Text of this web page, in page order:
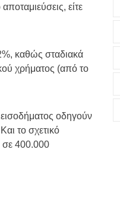
είτε
καθώς σταδιακά
χρήματος (από το
οδηγούν
το σχετικό
σε 400.000